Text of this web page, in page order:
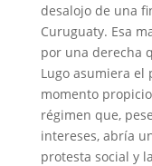
desalojo de una
Curuguaty. Esa
por una derecha
Lugo asumiera el
momento
régimen que,
intereses, abría
protesta social y